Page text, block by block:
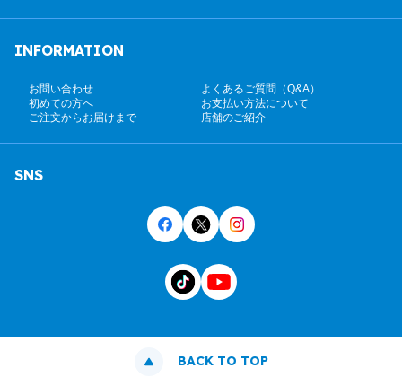
INFORMATION
お問い合わせ
よくあるご質問（Q&A）
初めての方へ
お支払い方法について
ご注文からお届けまで
店舗のご紹介
SNS
BACK TO TOP